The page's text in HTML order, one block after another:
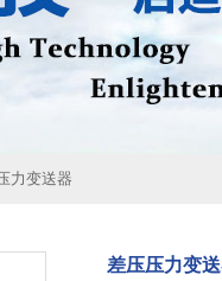
力变送器
差压压力变